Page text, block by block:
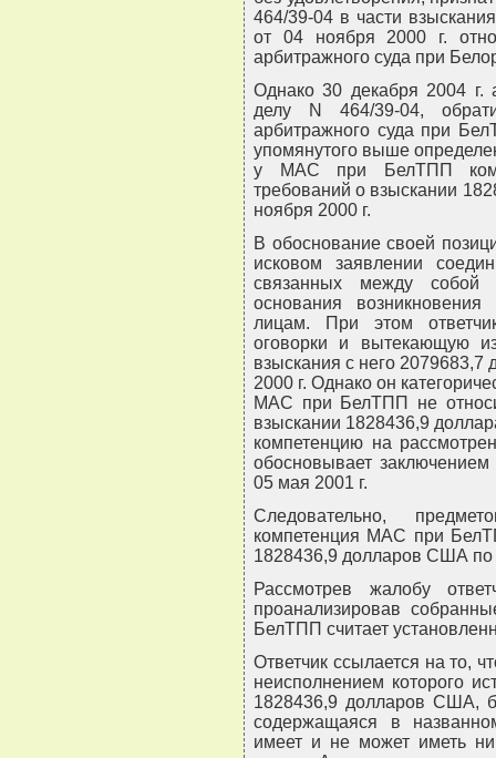
464/39-04 в части
от 04 ноября 2000 г.
арбитражного суда при
Однако 30 декабря 2004 г.
делу N 464/39-04,
арбитражного суда при
упомянутого выше
у МАС при БелТПП
требований о взыскании
ноября 2000 г.
В обоснование своей
исковом заявлении
связанных между собой
основания
лицам. При этом
оговорки и вытекающую
взыскания с него
2000 г. Однако он
МАС при БелТПП не
взыскании 1828436,9
компетенцию на
обосновывает
05 мая 2001 г.
Следовательно,
компетенция МАС при
1828436,9 долларов США по
Рассмотрев жалобу
проанализировав
БелТПП считает
Ответчик ссылается на то,
неисполнением которого
1828436,9 долларов США,
содержащаяся в
имеет и не может иметь